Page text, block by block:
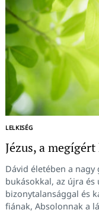
LELKISÉG
Jézus, a
Dávid életében a nagy
bukásokkal, az újra
bizonytalansággal és
fiának, Absolonnak a